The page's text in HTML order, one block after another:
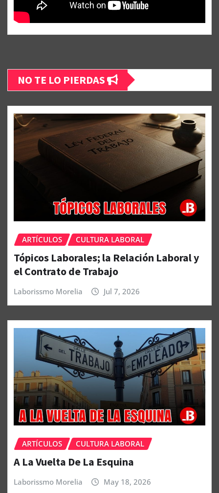
NO TE LO PIERDAS
ARTÍCULOS CULTURA LABORAL
Tópicos Laborales; la Relación Laboral y
el Contrato de Trabajo
Laborissmo Morelia Jul 7, 2026
ARTÍCULOS CULTURA LABORAL
A La Vuelta De La Esquina
Laborissmo Morelia May 18, 2026